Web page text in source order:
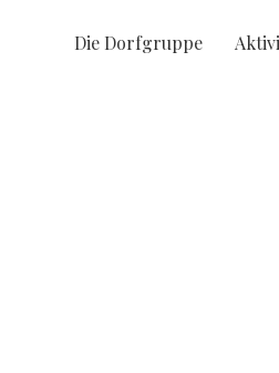
Die Dorfgruppe